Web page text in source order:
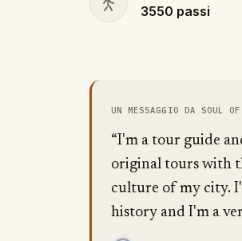
3550 passi
UN MESSAGGIO DA SOUL OF
“I'm a tour guide
original tours with
culture of my city.
history and I'm a